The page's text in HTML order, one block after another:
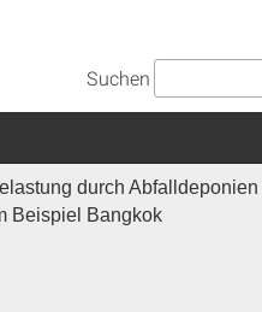
Suchen
durch Abfalldeponien
Beispiel Bangkok